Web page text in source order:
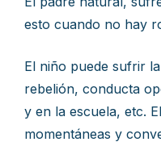
esto cuando no hay
El niño puede sufrir
rebelión, conducta
y en la escuela, etc.
momentáneas y